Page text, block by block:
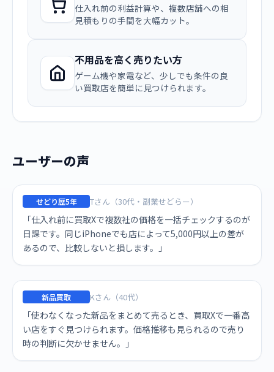
仕入れ前の利益計算や、複数店舗への相
見積もりの手間を大幅カット。
不用品を高く売りたい方
ゲーム機や家電など、少しでも条件の良
い買取店を簡単に見つけられます。
ユーザーの声
せどり歴5年 Tさん（30代・副業せどらー）
「仕入れ前に買取Xで複数社の価格を一括チェックするのが
日課です。同じiPhoneでも店によって5,000円以上の差が
あるので、比較しないと損します。」
新品買取 Kさん（40代）
「使わなくなった新品をまとめて売るとき、買取Xで一番高
い店をすぐ見つけられます。価格推移も見られるので売り
時の判断に欠かせません。」